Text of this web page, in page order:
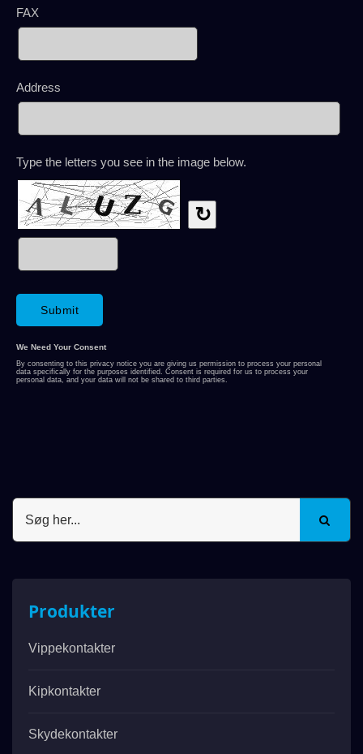
Produkter
Vippekontakter
Kipkontakter
Skydekontakter